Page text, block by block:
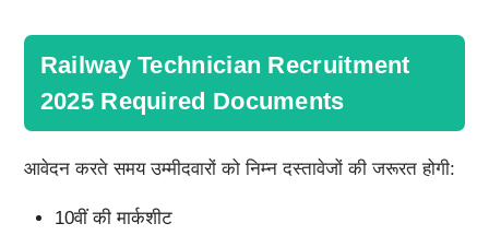
Railway Technician Recruitment
2025 Required Documents
आवेदन करते समय उम्मीदवारों को निम्न दस्तावेजों की जरूरत होगी:
10वीं की मार्कशीट